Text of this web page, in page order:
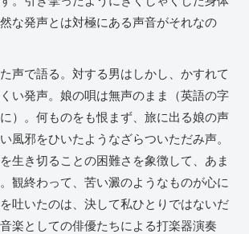
な発声とは対極にある声音がそれなの
声で語る。対する男はしかし、かすれて
い発声。娘の唄は無声のまま（英語の字
）。何ものをも恨まず、旅に出る娘の声
風邪をひいたようなざらついただみ声。
生き切ることの困難さを象徴して、あま
観終わって、苦い澱のようなものが心に
吐いたのは、決して私ひとりではないだ
楽としての俳優たちによる打楽器演奏